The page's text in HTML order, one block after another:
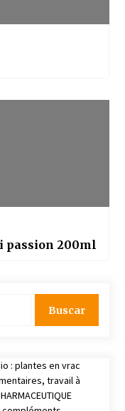
passion 200ml